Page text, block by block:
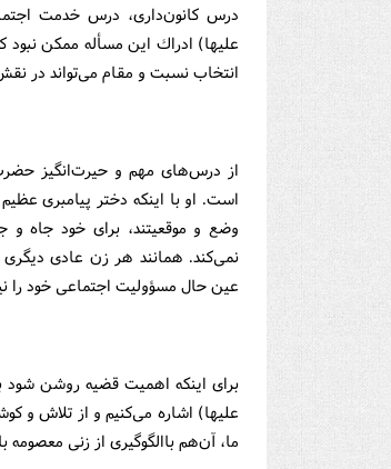
درس كانون‌داری، درس خدمت
علیها) ادراك این مسأله ممكن نبود
انتخاب نسبت و مقام می‌تواند در
از درس‌های مهم و حیرت‌انگیز
است. او با اینكه دختر پیامبری
وضع و موقعیتند، برای خود جاه و
نمی‌كند. همانند هر زن عادی
عین حال مسؤولیت اجتماعی خود را
برای اینكه اهمیت قضیه روشن
علیها) اشاره می‌كنیم و از تلاش و
ما، آن‌هم باالگوگیری از زنی معصومه